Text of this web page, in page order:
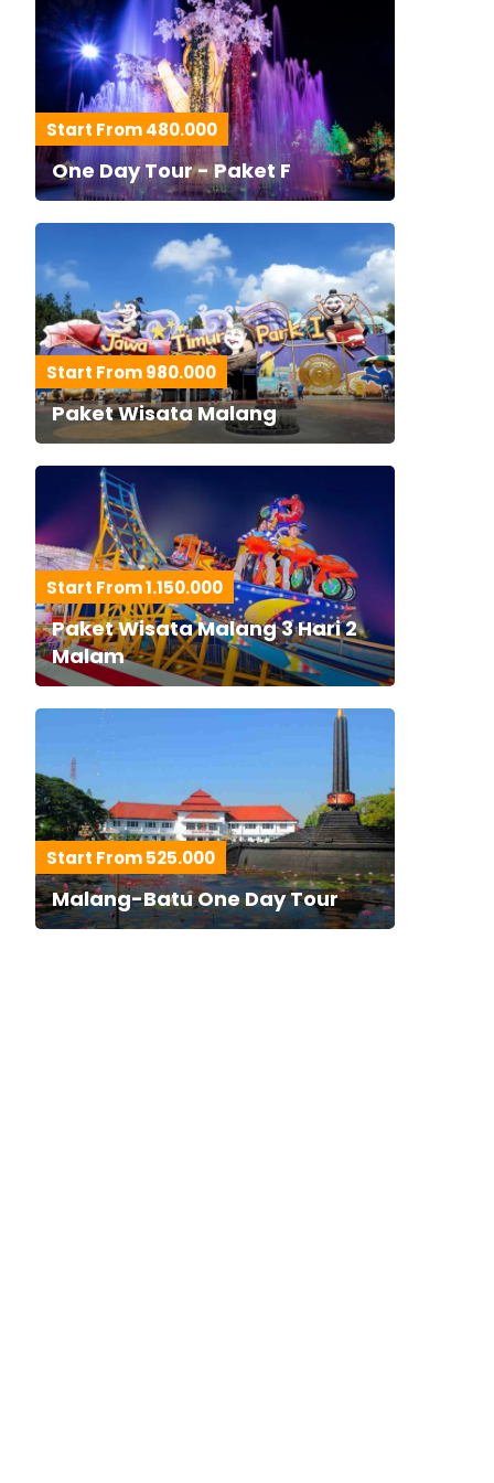
Start From 480.000
One Day Tour - Paket F
Start From 980.000
Paket Wisata Malang
Start From 1.150.000
Paket Wisata Malang 3 Hari 2
Malam
Start From 525.000
Malang-Batu One Day Tour